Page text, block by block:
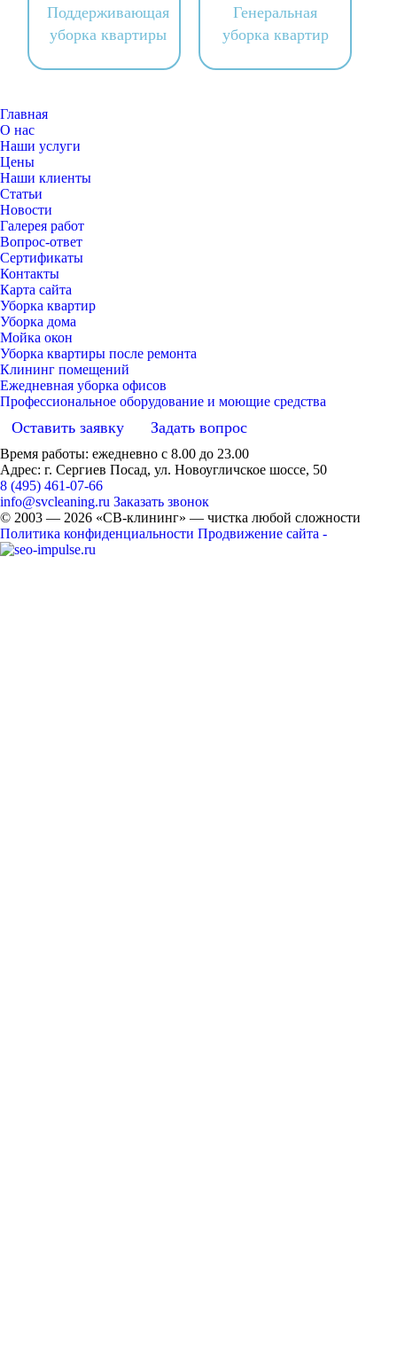
Поддерживающая
уборка квартиры
Генеральная
уборка квартир
Главная
О нас
Наши услуги
Цены
Наши клиенты
Статьи
Новости
Галерея работ
Вопрос-ответ
Сертификаты
Контакты
Карта сайта
Уборка квартир
Уборка дома
Мойка окон
Уборка квартиры после ремонта
Клининг помещений
Ежедневная уборка офисов
Профессиональное оборудование и моющие средства
Оставить заявку Задать вопрос
Время работы: ежедневно с 8.00 до 23.00
Адрес: г. Сергиев Посад, ул. Новоугличское шоссе, 50
8 (495) 461-07-66
info@svcleaning.ru Заказать звонок
© 2003 — 2026 «СВ-клининг» — чистка любой сложности
Политика конфиденциальности Продвижение сайта -